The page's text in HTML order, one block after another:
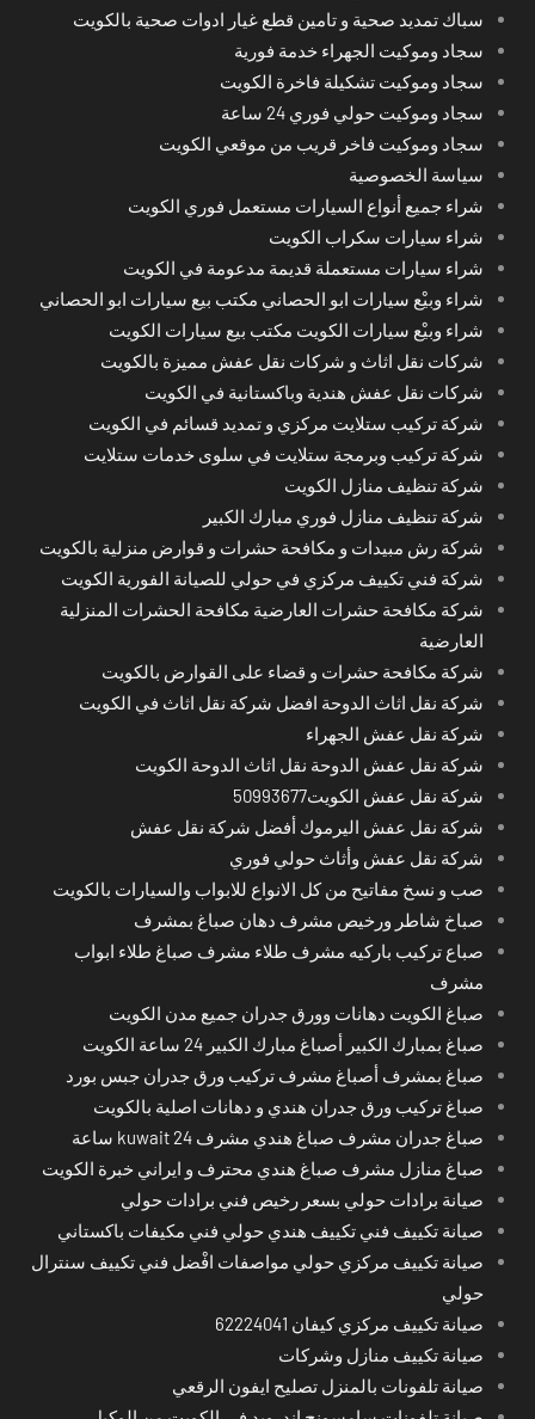
سباك تمديد صحية و تامين قطع غيار ادوات صحية بالكويت
سجاد وموكيت الجهراء خدمة فورية
سجاد وموكيت تشكيلة فاخرة الكويت
سجاد وموكيت حولي فوري 24 ساعة
سجاد وموكيت فاخر قريب من موقعي الكويت
سياسة الخصوصية
شراء جميع أنواع السيارات مستعمل فوري الكويت
شراء سيارات سكراب الكويت
شراء سيارات مستعملة قديمة مدعومة في الكويت
شراء وبيْع سيارات ابو الحصاني مكتب بيع سيارات ابو الحصاني
شراء وبيْع سيارات الكويت مكتب بيع سيارات الكويت
شركات نقل اثاث و شركات نقل عفش مميزة بالكويت
شركات نقل عفش هندية وباكستانية في الكويت
شركة تركيب ستلايت مركزي و تمديد قسائم في الكويت
شركة تركيب وبرمجة ستلايت في سلوى خدمات ستلايت
شركة تنظيف منازل الكويت
شركة تنظيف منازل فوري مبارك الكبير
شركة رش مبيدات و مكافحة حشرات و قوارض منزلية بالكويت
شركة فني تكييف مركزي في حولي للصيانة الفورية الكويت
شركة مكافحة حشرات العارضية مكافحة الحشرات المنزلية
العارضية
شركة مكافحة حشرات و قضاء على القوارض بالكويت
شركة نقل اثاث الدوحة افضل شركة نقل اثاث في الكويت
شركة نقل عفش الجهراء
شركة نقل عفش الدوحة نقل اثاث الدوحة الكويت
شركة نقل عفش الكويت50993677
شركة نقل عفش اليرموك أفضل شركة نقل عفش
شركة نقل عفش وأثاث حولي فوري
صب و نسخ مفاتيح من كل الانواع للابواب والسيارات بالكويت
صباخ شاطر ورخيص مشرف دهان صباغ بمشرف
صباع تركيب باركيه مشرف طلاء مشرف صباغ طلاء ابواب
مشرف
صباغ الكويت دهانات وورق جدران جميع مدن الكويت
صباغ بمبارك الكبير أصباغ مبارك الكبير 24 ساعة الكويت
صباغ بمشرف أصباغ مشرف تركيب ورق جدران جبس بورد
صباغ تركيب ورق جدران هندي و دهانات اصلية بالكويت
صباغ جدران مشرف صباغ هندي مشرف kuwait 24 ساعة
صباغ منازل مشرف صباغ هندي محترف و ايراني خبرة الكويت
صيانة برادات حولي بسعر رخيص فني برادات حولي
صيانة تكييف فني تكييف هندي حولي فني مكيفات باكستاني
صيانة تكييف مركزي حولي مواصفات افْضل فني تكييف سنترال
حولي
صيانة تكييف مركزي كيفان 62224041
صيانة تكييف منازل وشركات
صيانة تلفونات بالمنزل تصليح ايفون الرقعي